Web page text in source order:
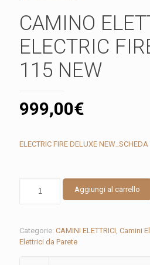
CAMINO
ELECTRIC
115 NEW
999,00€
ELECTRIC FIRE DELUXE NEW_SCHEDA
ELETTRICO
FIRE
DELUXE
Aggiungi al carrello
Categorie: CAMINI ELETTRICI Camini
Elettrici da Parete